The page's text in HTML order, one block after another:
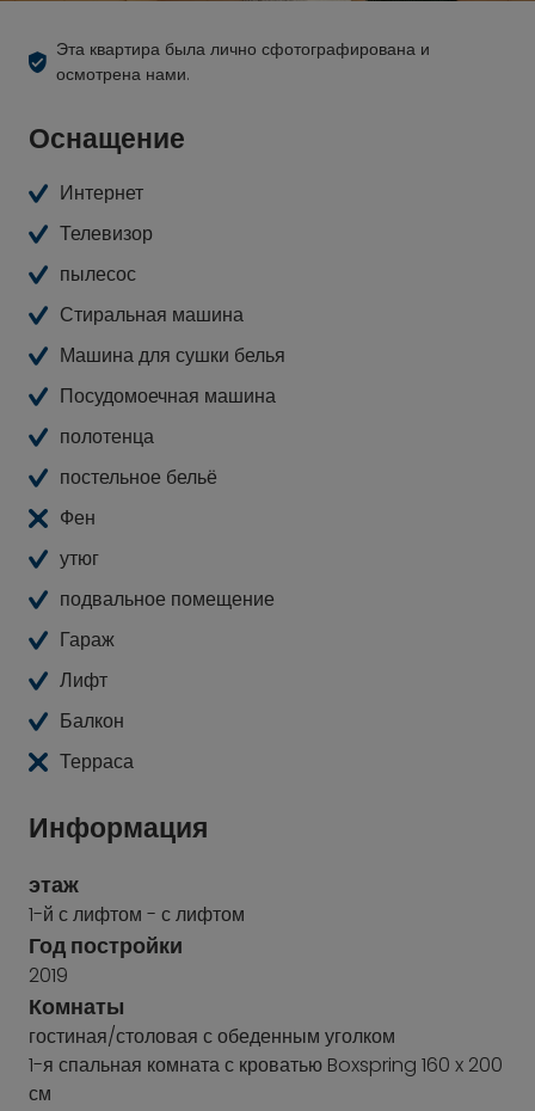
Эта квартира была лично сфотографирована и
осмотрена нами.
Оснащение
Интернет
Телевизор
пылесос
Стиральная машина
Машина для сушки белья
Посудомоечная машина
полотенца
постельное бельё
Фен
утюг
подвальное помещение
Гараж
Лифт
Балкон
Терраса
Информация
этаж
1-й с лифтом - с лифтом
Год постройки
2019
Комнаты
гостиная/столовая с обеденным уголком
1-я спальная комната с кроватью Boxspring 160 x 200
см